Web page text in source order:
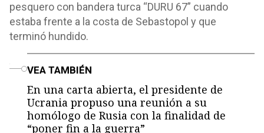
pesquero con bandera turca “DURU 67” cuando
estaba frente a la costa de Sebastopol y que
terminó hundido.
VEA TAMBIÉN
En una carta abierta, el presidente de
Ucrania propuso una reunión a su
homólogo de Rusia con la finalidad de
“poner fin a la guerra”